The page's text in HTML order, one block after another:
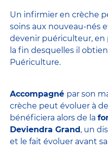
Un infirmier en crèche
soins aux nouveau-nés
devenir puériculteur,
la fin desquelles il
Puériculture.
Accompagné par son
crèche peut évoluer à
bénéficiera alors de la
Deviendra Grand , un
et le fait évoluer avant